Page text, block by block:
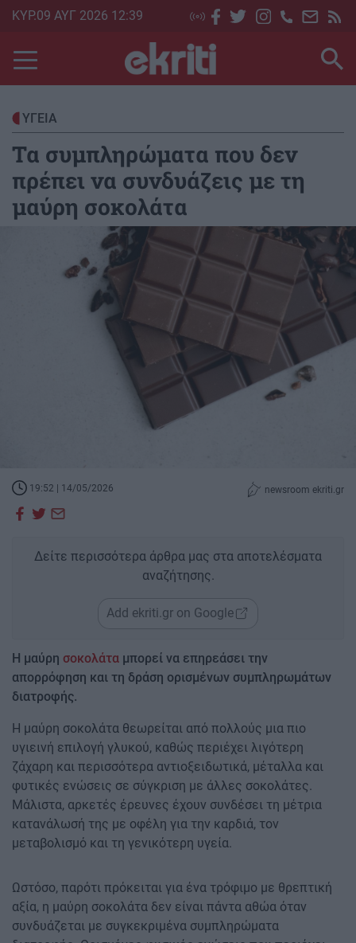
Skip
main
content
ΚΥΡ.09 ΑΥΓ 2026 12:39
ΥΓΕΙΑ
Τα συμπληρώματα που δεν
πρέπει να συνδυάζεις με τη
μαύρη σοκολάτα
19:52 | 14/05/2026 newsroom ekriti.gr
Δείτε περισσότερα άρθρα μας στα αποτελέσματα
αναζήτησης.
Add ekriti.gr on Google
Η μαύρη σοκολάτα μπορεί να επηρεάσει την
απορρόφηση και τη δράση ορισμένων συμπληρωμάτων
διατροφής.
Η μαύρη σοκολάτα θεωρείται από πολλούς μια πιο
υγιεινή επιλογή γλυκού, καθώς περιέχει λιγότερη
ζάχαρη και περισσότερα αντιοξειδωτικά, μέταλλα και
φυτικές ενώσεις σε σύγκριση με άλλες σοκολάτες.
Μάλιστα, αρκετές έρευνες έχουν συνδέσει τη μέτρια
κατανάλωσή της με οφέλη για την καρδιά, τον
μεταβολισμό και τη γενικότερη υγεία.
Ωστόσο, παρότι πρόκειται για ένα τρόφιμο με θρεπτική
αξία, η μαύρη σοκολάτα δεν είναι πάντα αθώα όταν
συνδυάζεται με συγκεκριμένα συμπληρώματα